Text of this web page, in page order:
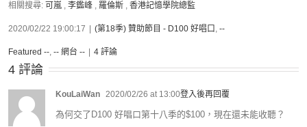
相關搜尋: 可嵐 , 李鑑峰 , 羅倫斯 , 香港記憶學院總監
2020/02/22 19:00:17 (第18季) 贊助節目 - D100 好唱口 , --
Featured --, -- 網台 -- 4 評論
4 評論
KouLaiWan 2020/02/26 at 13:00登入後再回覆
為何交了D100 好唱口第十八季的$100，現在還未能收聽？